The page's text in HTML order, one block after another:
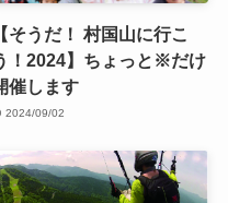
【そうだ！ 村国山に行こ
！2024】ちょっと※だけ
催します
2024/09/02